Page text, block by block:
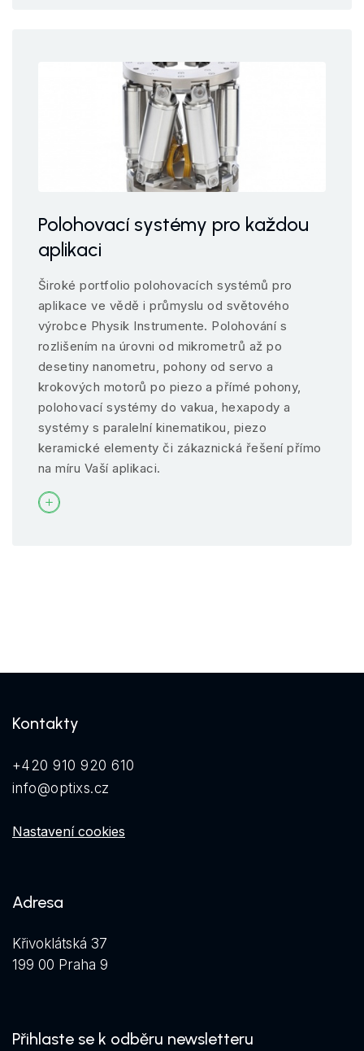
Polohovací systémy pro každou
aplikaci
Široké portfolio polohovacích systémů pro
aplikace ve vědě i průmyslu od světového
výrobce Physik Instrumente. Polohování s
rozlišením na úrovni od mikrometrů až po
desetiny nanometru, pohony od servo a
krokových motorů po piezo a přímé pohony,
polohovací systémy do vakua, hexapody a
systémy s paralelní kinematikou, piezo
keramické elementy či zákaznická řešení přímo
na míru Vaší aplikaci.
Kontakty
+420 910 920 610
info@optixs.cz
Nastavení cookies
Adresa
Křivoklátská 37
199 00 Praha 9
Přihlaste se k odběru newsletteru